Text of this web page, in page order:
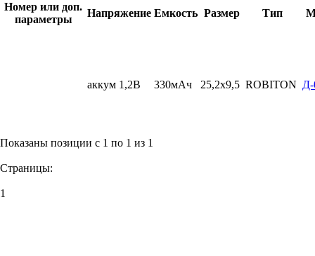
Номер или доп.
параметры
Напряжение Емкость Размер Тип
аккум 1,2В 330мАч 25,2x9,5 ROBITON Д-
Показаны позиции с 1 по 1 из 1
Страницы:
1